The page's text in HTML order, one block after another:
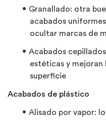
Granallado: otra
acabados
ocultar marcas de
Acabados
estéticas y
superficie
Acabados de plástico
Alisado por vapor: